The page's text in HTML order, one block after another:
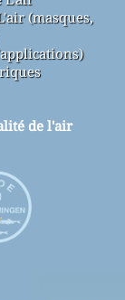
(masques,
de l'air